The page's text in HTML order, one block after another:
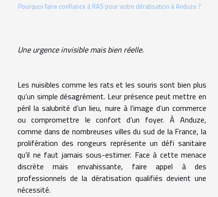
Pourquoi faire confiance à RAS pour votre dératisation à Anduze ?
Une urgence invisible mais bien réelle.
Les nuisibles comme les rats et les souris sont bien plus
qu’un simple désagrément. Leur présence peut mettre en
péril la salubrité d’un lieu, nuire à l’image d’un commerce
ou compromettre le confort d’un foyer. À Anduze,
comme dans de nombreuses villes du sud de la France, la
prolifération des rongeurs représente un défi sanitaire
qu’il ne faut jamais sous-estimer. Face à cette menace
discrète mais envahissante, faire appel à des
professionnels de la dératisation qualifiés devient une
nécessité.